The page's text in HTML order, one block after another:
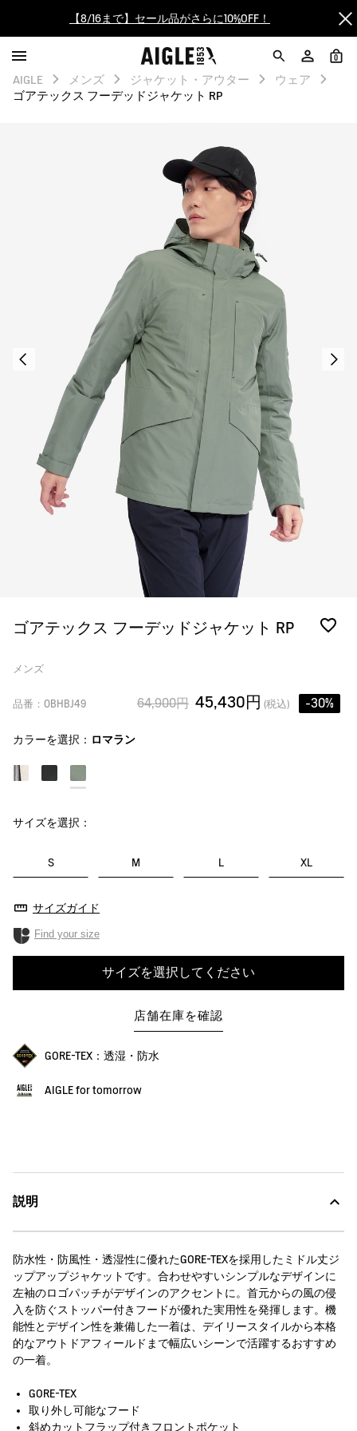
【最大50%OFF】FINAL SALEがスタート！
ログイン/会員登録で送料＆返品無料
AIGLE CLUB ポイントサービス終了のお知らせ
【最大50%OFF】FINAL SALEがスタート！
ログイン/会員登録で送料＆返品無料
AIGLE CLUB ポイントサービス終了のお知らせ
0
AIGLE メンズ ジャケット・アウター
ウェア
ゴアテックス フーデッドジャケット RP
ゴアテックス フーデッドジャケット RP
メンズ
品番：OBHBJ49 64,900円 45,430円 (税込) -30%
カラーを選択： ロマラン
サイズを選択：
S M L XL
サイズガイド
Find your size
サイズを選択してください
店舗在庫を確認
GORE-TEX：透湿・防水
AIGLE for tomorrow
説明
防水性・防風性・透湿性に優れたGORE-TEXを採用したミドル丈ジ
ップアップジャケットです。合わせやすいシンプルなデザインに
左袖のロゴパッチがデザインのアクセントに。首元からの風の侵
入を防ぐストッパー付きフードが優れた実用性を発揮します。機
能性とデザイン性を兼備した一着は、デイリースタイルから本格
的なアウトドアフィールドまで幅広いシーンで活躍するおすすめ
の一着。
GORE-TEX
取り外し可能なフード
斜めカットフラップ付きフロントポケット